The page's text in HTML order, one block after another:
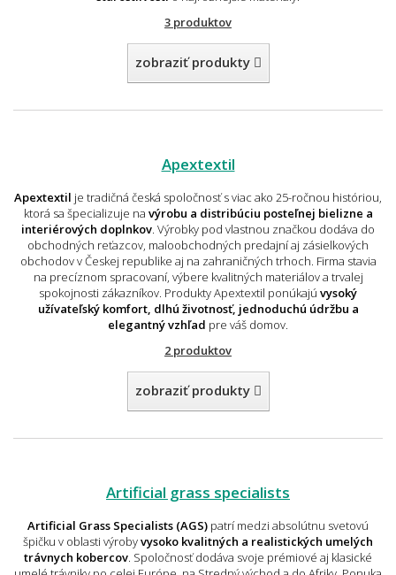
3 produktov
zobraziť produkty
Apextextil
Apextextil je tradičná česká spoločnosť s viac ako 25-ročnou históriou,
ktorá sa špecializuje na výrobu a distribúciu posteľnej bielizne a
interiérových doplnkov . Výrobky pod vlastnou značkou dodáva do
obchodných reťazcov, maloobchodných predajní aj zásielkových
obchodov v Českej republike aj na zahraničných trhoch. Firma stavia
na precíznom spracovaní, výbere kvalitných materiálov a trvalej
spokojnosti zákazníkov. Produkty Apextextil ponúkajú vysoký
užívateľský komfort, dlhú životnosť, jednoduchú údržbu a
elegantný vzhľad pre váš domov.
2 produktov
zobraziť produkty
Artificial grass specialists
Artificial Grass Specialists (AGS) patrí medzi absolútnu svetovú
špičku v oblasti výrobyvysoko kvalitných a realistických umelých
trávnych kobercov . Spoločnosť dodáva svoje prémiové aj klasické